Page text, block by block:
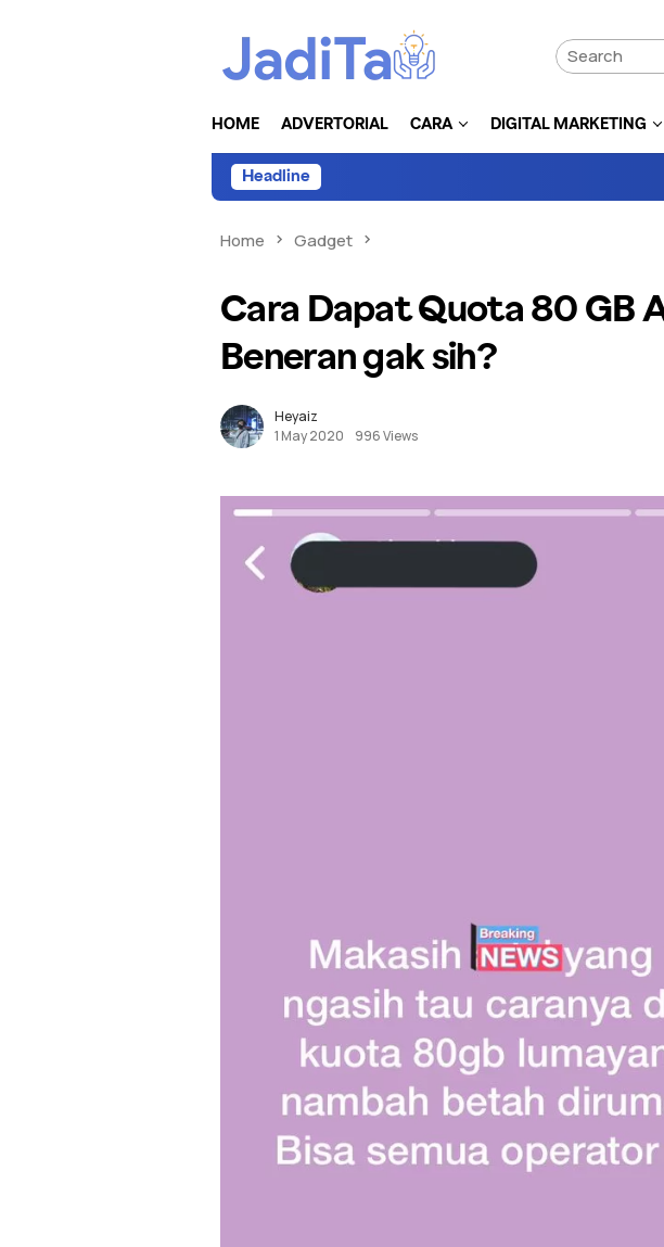
HOME ADVERTORIAL CARA DIGITAL MARKETING
Headline
Home Gadget
Cara Dapat Quota 80 GB
Beneran gak sih?
Heyaiz
1 May 2020
996 Views